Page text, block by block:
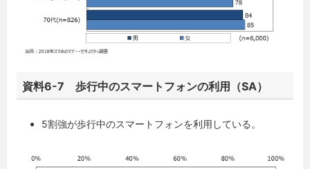
資料6-7 歩行中のスマートフォンの利用（SA）
5割強が歩行中のスマートフォンを利用している。